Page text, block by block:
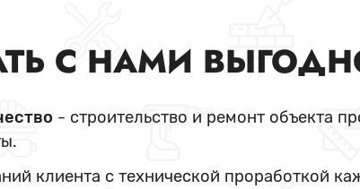
С НАМИ
- строительство и ремонт объекта
клиента с технической проработкой